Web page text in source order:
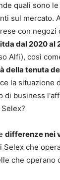
quali sono
sul mercato.
con
dal 2020 al
Alfi), così
della tenuta
la situazione
di business
differenze nei
Selex che
che operano